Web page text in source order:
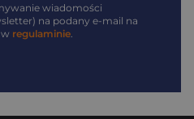
wiadomości
na podany e-mail na
regulaminie.